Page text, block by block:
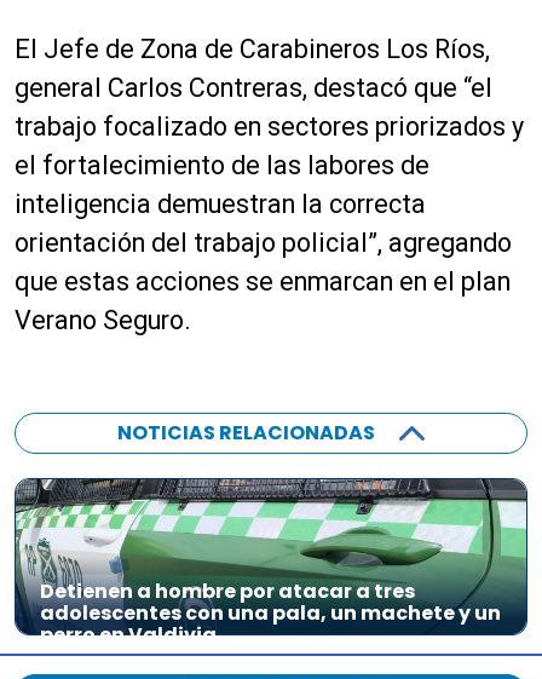
El Jefe de Zona de Carabineros Los Ríos,
general Carlos Contreras, destacó que “el
trabajo focalizado en sectores priorizados y
el fortalecimiento de las labores de
inteligencia demuestran la correcta
orientación del trabajo policial”, agregando
que estas acciones se enmarcan en el plan
Verano Seguro.
NOTICIAS RELACIONADAS
Detienen a hombre por atacar a tres
adolescentes con una pala, un machete y un
perro en Valdivia